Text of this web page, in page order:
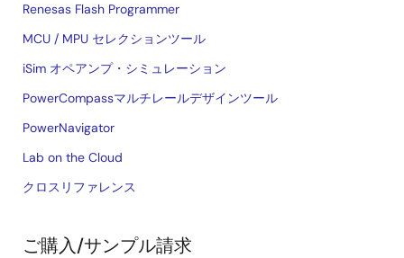
Renesas Flash Programmer
MCU / MPU セレクションツール
iSim オペアンプ・シミュレーション
PowerCompassマルチレールデザインツール
PowerNavigator
Lab on the Cloud
クロスリファレンス
ご購入/サンプル請求